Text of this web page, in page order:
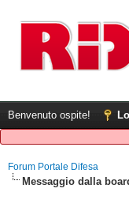
Benvenuto ospite!
Forum Portale Difesa
Messaggio dalla